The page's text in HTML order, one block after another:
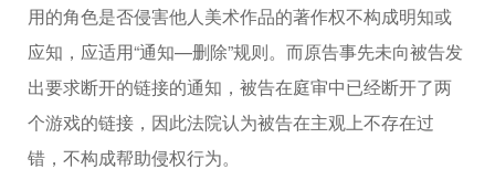
用的角色是否侵害他人美术作品的著作权不构成明知或
应知，应适用“通知—删除”规则。而原告事先未向被告发
出要求断开的链接的通知，被告在庭审中已经断开了两
个游戏的链接，因此法院认为被告在主观上不存在过
错，不构成帮助侵权行为。